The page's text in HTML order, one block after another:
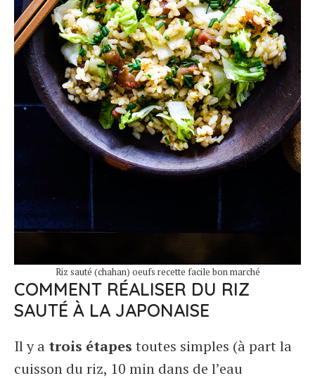
Riz sauté (chahan) oeufs recette facile bon marché
COMMENT RÉALISER DU RIZ
SAUTÉ À LA JAPONAISE
Il y a trois étapes toutes simples (à part la
cuisson du riz, 10 min dans de l’eau